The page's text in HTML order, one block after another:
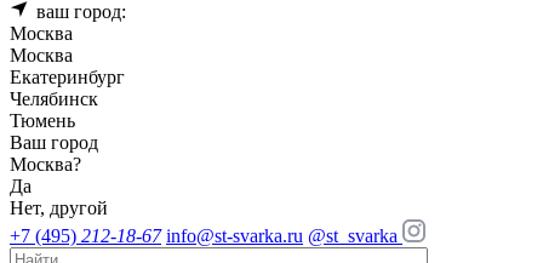
ваш город:
Москва
Москва
Екатеринбург
Челябинск
Тюмень
Ваш город
Москва?
Да
Нет, другой
+7 (495) 212-18-67 info@st-svarka.ru @st_svarka